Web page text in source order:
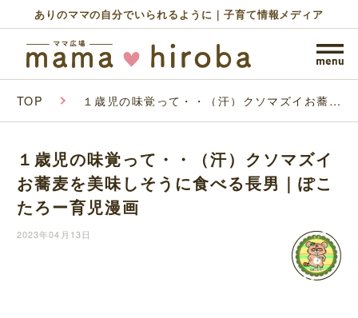
ありのママの自分でいられるように｜子育て情報メディア
TOP １歳児の味覚って・・（汗）クソマズイお蕎麦
画
１歳児の味覚って・・（汗）クソマズイ
お蕎麦を美味しそうに食べる長男｜ぽこ
たろー育児漫画
2023年04月13日